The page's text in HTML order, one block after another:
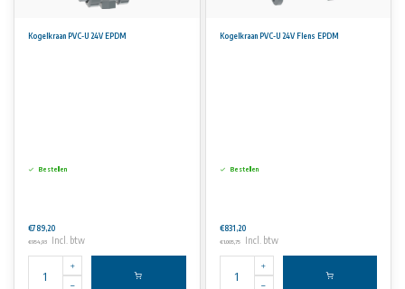
Kogelkraan PVC-U 24V EPDM
Bestellen
€789,20
€954,93 Incl. btw
Kogelkraan PVC-U 24V Flens EPDM
Bestellen
€831,20
€1.005,75 Incl. btw